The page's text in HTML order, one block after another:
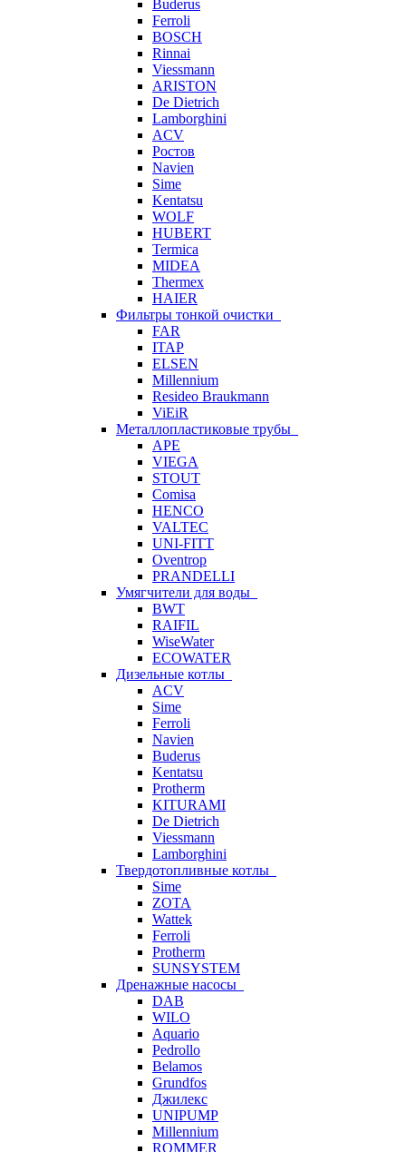
Buderus
Ferroli
BOSCH
Rinnai
Viessmann
ARISTON
De Dietrich
Lamborghini
ACV
Ростов
Navien
Sime
Kentatsu
WOLF
HUBERT
Termica
MIDEA
Thermex
HAIER
Фильтры тонкой очистки
FAR
ITAP
ELSEN
Millennium
Resideo Braukmann
ViEiR
Металлопластиковые трубы
APE
VIEGA
STOUT
Comisa
HENCO
VALTEC
UNI-FITT
Oventrop
PRANDELLI
Умягчители для воды
BWT
RAIFIL
WiseWater
ECOWATER
Дизельные котлы
ACV
Sime
Ferroli
Navien
Buderus
Kentatsu
Protherm
KITURAMI
De Dietrich
Viessmann
Lamborghini
Твердотопливные котлы
Sime
ZOTA
Wattek
Ferroli
Protherm
SUNSYSTEM
Дренажные насосы
DAB
WILO
Aquario
Pedrollo
Belamos
Grundfos
Джилекс
UNIPUMP
Millennium
ROMMER